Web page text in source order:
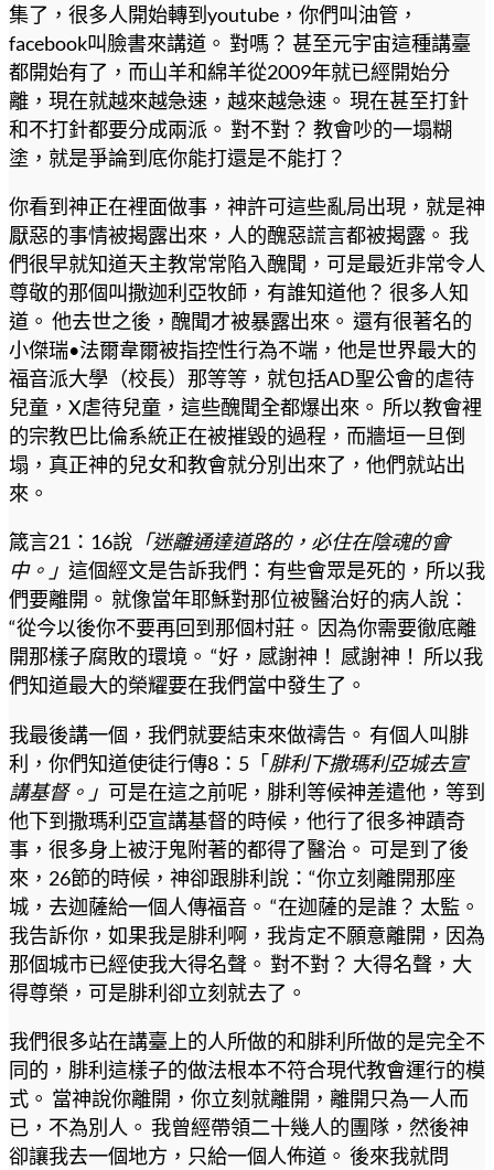
集了，很多人開始轉到youtube，你們叫油管，
facebook叫臉書來講道。 對嗎？ 甚至元宇宙這種講臺
都開始有了，而山羊和綿羊從2009年就已經開始分
離，現在就越來越急速，越來越急速。 現在甚至打針
和不打針都要分成兩派。 對不對？ 教會吵的一塌糊
塗，就是爭論到底你能打還是不能打？
你看到神正在裡面做事，神許可這些亂局出現，就是神
厭惡的事情被揭露出來，人的醜惡謊言都被揭露。 我
們很早就知道天主教常常陷入醜聞，可是最近非常令人
尊敬的那個叫撒迦利亞牧師，有誰知道他？ 很多人知
道。 他去世之後，醜聞才被暴露出來。 還有很著名的
小傑瑞•法爾韋爾被指控性行為不端，他是世界最大的
福音派大學（校長）那等等，就包括AD聖公會的虐待
兒童，X虐待兒童，這些醜聞全都爆出來。 所以教會裡
的宗教巴比倫系統正在被摧毀的過程，而牆垣一旦倒
塌，真正神的兒女和教會就分別出來了，他們就站出
來。
箴言21：16說 「迷離通達道路的，必住在陰魂的會
中。」 這個經文是告訴我們：有些會眾是死的，所以我
們要離開。 就像當年耶穌對那位被醫治好的病人說：
“從今以後你不要再回到那個村莊。 因為你需要徹底離
開那樣子腐敗的環境。 “好，感謝神！ 感謝神！ 所以我
們知道最大的榮耀要在我們當中發生了。
我最後講一個，我們就要結束來做禱告。 有個人叫腓
利，你們知道使徒行傳8：5「腓利下撒瑪利亞城去宣
講基督。」 可是在這之前呢，腓利等候神差遣他，等到
他下到撒瑪利亞宣講基督的時候，他行了很多神蹟奇
事，很多身上被汙鬼附著的都得了醫治。 可是到了後
來，26節的時候，神卻跟腓利說：“你立刻離開那座
城，去迦薩給一個人傳福音。 “在迦薩的是誰？ 太監。
我告訴你，如果我是腓利啊，我肯定不願意離開，因為
那個城市已經使我大得名聲。 對不對？ 大得名聲，大
得尊榮，可是腓利卻立刻就去了。
我們很多站在講臺上的人所做的和腓利所做的是完全不
同的，腓利這樣子的做法根本不符合現代教會運行的模
式。 當神說你離開，你立刻就離開，離開只為一人而
已，不為別人。 我曾經帶領二十幾人的團隊，然後神
卻讓我去一個地方，只給一個人佈道。 後來我就問